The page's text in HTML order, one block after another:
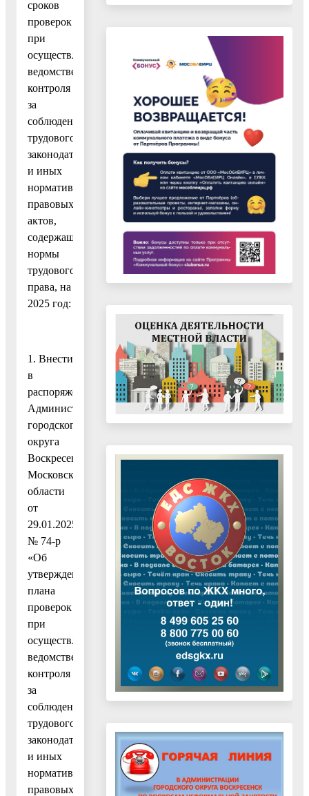
сроков
проверок
при
осуществлении
ведомственного
контроля
за
соблюдением
трудового
законодательства
и иных
нормативных
правовых
актов,
содержащих
нормы
трудового
права, на
2025 год:
1. Внести
в
распоряжение
Администрации
городского
округа
Воскресенск
Московской
области
от
29.01.2025
№ 74-р
«Об
утверждении
плана
проверок
при
осуществлении
ведомственного
контроля
за
соблюдением
трудового
законодательства
и иных
нормативных
правовых